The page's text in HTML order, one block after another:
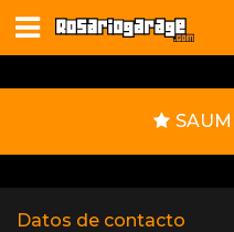
Datos de contacto